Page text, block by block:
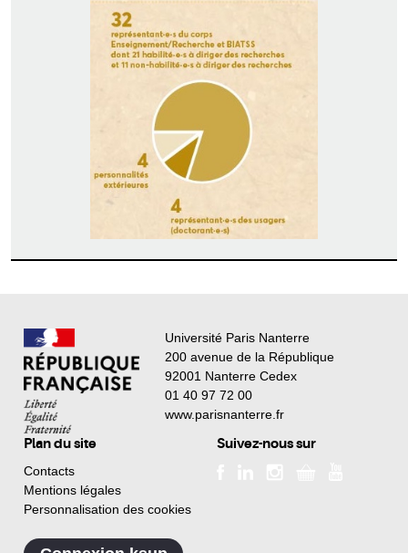
Université Paris Nanterre
200 avenue de la République
92001 Nanterre Cedex
01 40 97 72 00
www.parisnanterre.fr
Plan du site
Contacts
Mentions légales
Personnalisation des cookies
Suivez-nous sur